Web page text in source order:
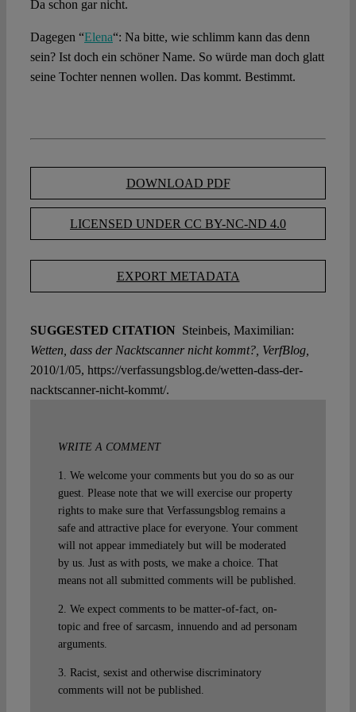
Da schon gar nicht.
Dagegen “Elena“: Na bitte, wie schlimm kann das denn
sein? Ist doch ein schöner Name. So würde man doch glatt
seine Tochter nennen wollen. Das kommt. Bestimmt.
DOWNLOAD PDF
LICENSED UNDER CC BY-NC-ND 4.0
EXPORT METADATA
SUGGESTED CITATION Steinbeis, Maximilian:
Wetten, dass der Nacktscanner nicht kommt?, VerfBlog,
2010/1/05, https://verfassungsblog.de/wetten-dass-der-
nacktscanner-nicht-kommt/.
WRITE A COMMENT
1. We welcome your comments but you do so as our
guest. Please note that we will exercise our property
rights to make sure that Verfassungsblog remains a
safe and attractive place for everyone. Your comment
will not appear immediately but will be moderated
by us. Just as with posts, we make a choice. That
means not all submitted comments will be published.
2. We expect comments to be matter-of-fact, on-
topic and free of sarcasm, innuendo and ad personam
arguments.
3. Racist, sexist and otherwise discriminatory
comments will not be published.